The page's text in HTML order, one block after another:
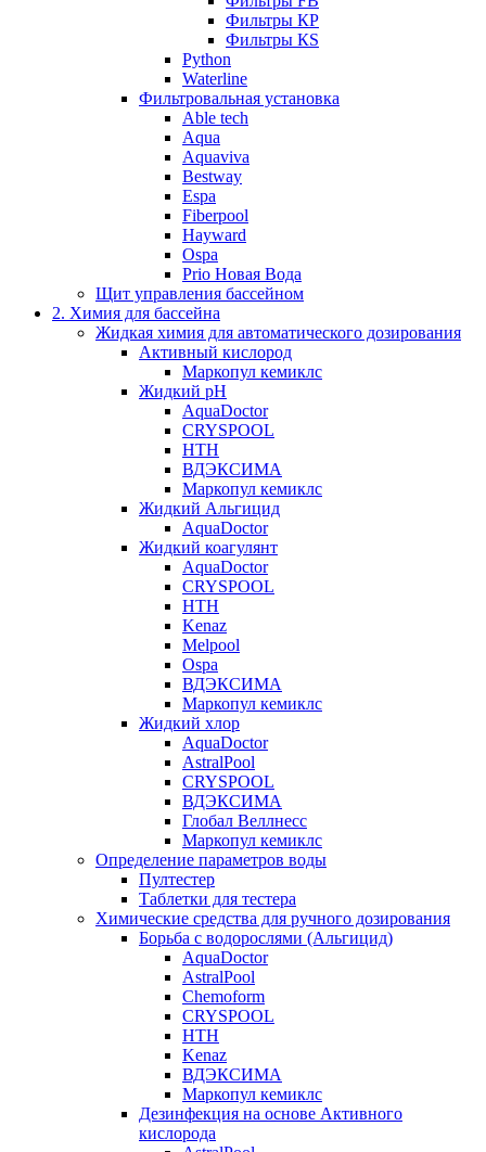
Фильтры КP
Фильтры КS
Python
Waterline
Фильтровальная установка
Able tech
Aqua
Aquaviva
Bestway
Espa
Fiberpool
Hayward
Ospa
Prio Новая Вода
Щит управления бассейном
2. Химия для бассейна
Жидкая химия для автоматического дозирования
Активный кислород
Маркопул кемиклс
Жидкий pH
AquaDoctor
CRYSPOOL
HTH
ВДЭКСИМА
Маркопул кемиклс
Жидкий Альгицид
AquaDoctor
Жидкий коагулянт
AquaDoctor
CRYSPOOL
HTH
Kenaz
Melpool
Ospa
ВДЭКСИМА
Маркопул кемиклс
Жидкий хлор
AquaDoctor
AstralPool
CRYSPOOL
ВДЭКСИМА
Глобал Веллнесс
Маркопул кемиклс
Определение параметров воды
Пултестер
Таблетки для тестера
Химические средства для ручного дозирования
Борьба с водорослями (Альгицид)
AquaDoctor
AstralPool
Chemoform
CRYSPOOL
HTH
Kenaz
ВДЭКСИМА
Маркопул кемиклс
Дезинфекция на основе Активного
кислорода